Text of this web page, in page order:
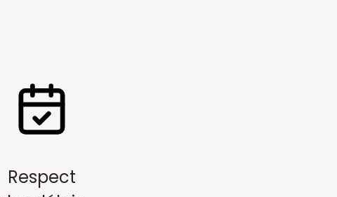
Respect